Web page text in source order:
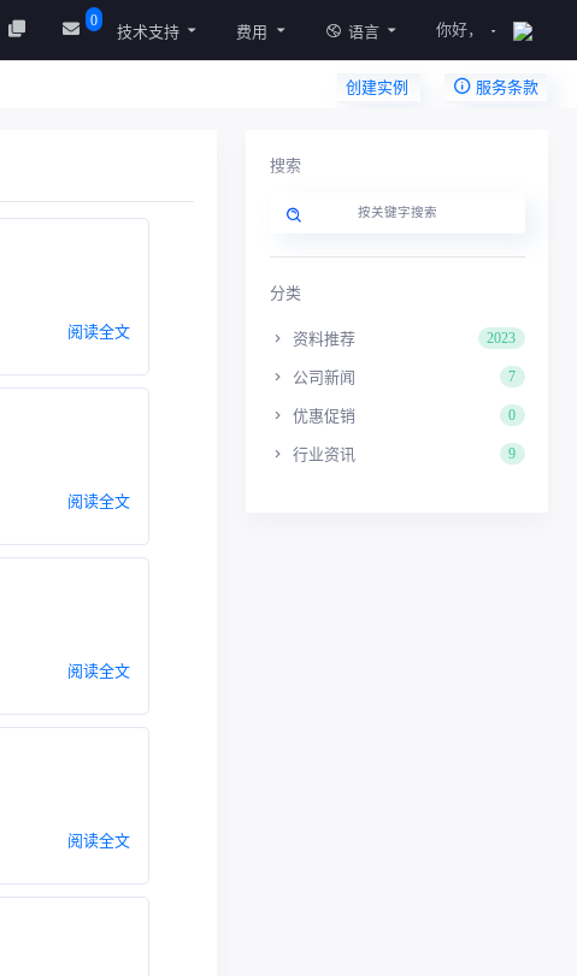
0
技术支持 费用 语言 你好，
创建实例
服务条款
阅读全文
阅读全文
阅读全文
阅读全文
搜索
分类
资料推荐 2023
公司新闻 7
优惠促销 0
行业资讯 9